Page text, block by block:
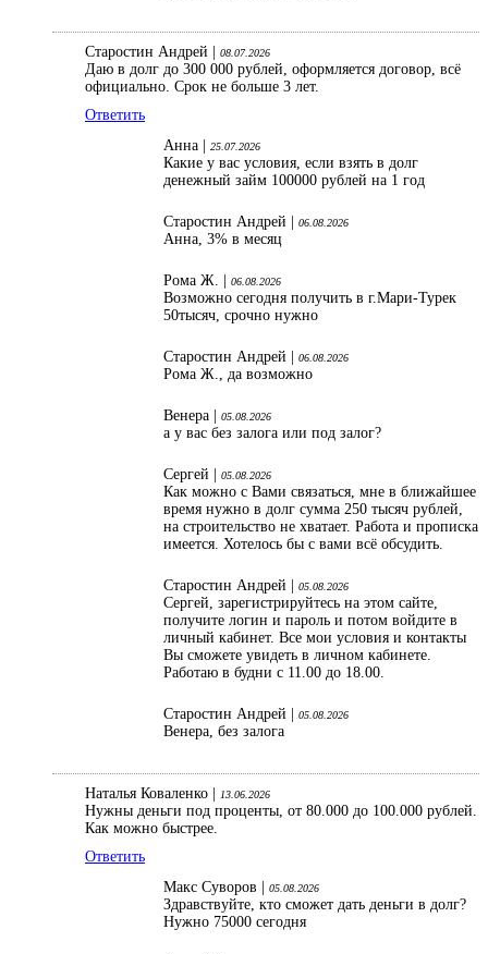
Старостин Андрей | 08.07.2026
Даю в долг до 300 000 рублей, оформляется договор, всё
официально. Срок не больше 3 лет.
Ответить
Анна |
25.07.2026
Какие у вас условия, если взять в долг
денежный займ 100000 рублей на 1 год
Старостин Андрей | 06.08.2026
Анна, 3% в месяц
Рома Ж. | 06.08.2026
Возможно сегодня получить в г.Мари-Турек
50тысяч, срочно нужно
Старостин Андрей | 06.08.2026
Рома Ж., да возможно
Венера | 05.08.2026
а у вас без залога или под залог?
Сергей | 05.08.2026
Как можно с Вами связаться, мне в ближайшее
время нужно в долг сумма 250 тысяч рублей,
на строительство не хватает. Работа и прописка
имеется. Хотелось бы с вами всё обсудить.
Старостин Андрей | 05.08.2026
Сергей, зарегистрируйтесь на этом сайте,
получите логин и пароль и потом войдите в
личный кабинет. Все мои условия и контакты
Вы сможете увидеть в личном кабинете.
Работаю в будни с 11.00 до 18.00.
Старостин Андрей | 05.08.2026
Венера, без залога
Наталья Коваленко | 13.06.2026
Нужны деньги под проценты, от 80.000 до 100.000 рублей.
Как можно быстрее.
Ответить
Макс Суворов |
05.08.2026
Здравствуйте, кто сможет дать деньги в долг?
Нужно 75000 сегодня